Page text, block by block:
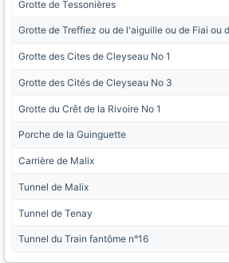
Grotte de Tessonières
Grotte de Treffiez ou de l'aiguille ou de Fiai ou
Grotte des Cites de Cleyseau No 1
Grotte des Cités de Cleyseau No 3
Grotte du Crêt de la Rivoire No 1
Porche de la Guinguette
Carrière de Malix
Tunnel de Malix
Tunnel de Tenay
Tunnel du Train fantôme n°16